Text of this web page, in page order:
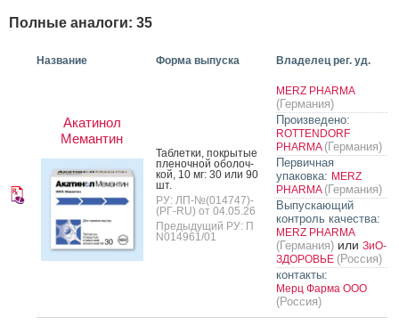
Полные аналоги: 35
Название Форма выпуска Владелец рег. уд.
Акатинол
Мемантин
Таб­летки, пок­ры­тые
пле­ноч­ной обо­лоч­
кой, 10 мг: 30 или 90
шт.
РУ: ЛП-№(014747)-
(РГ-RU) от 04.05.26
Предыдущий РУ: П
N014961/01
MERZ PHARMA
(Германия)
Произведено:
ROTTENDORF
PHARMA (Германия)
Первичная
упаковка: MERZ
PHARMA (Германия)
Выпускающий
контроль качества:
MERZ PHARMA
(Германия) или ЗиО-
ЗДОРОВЬЕ (Россия)
контакты:
Мерц Фарма ООО
(Россия)